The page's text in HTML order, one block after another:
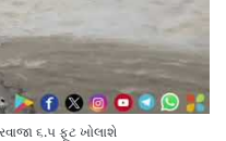
૬.૫ ફૂટ ખોલાશે